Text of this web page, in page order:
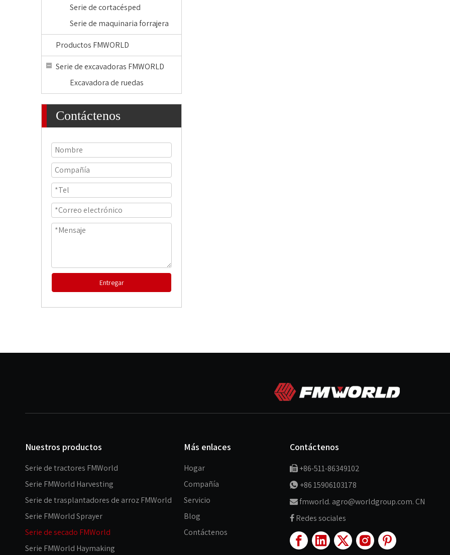
Serie de cortacésped
Serie de maquinaria forrajera
Productos FMWORLD
Serie de excavadoras FMWORLD
Excavadora de ruedas
Contáctenos
Entregar
Nuestros productos
Serie de tractores FMWorld
Serie FMWorld Harvesting
Serie de trasplantadores de arroz FMWorld
Serie FMWorld Sprayer
Serie de secado FMWorld
Serie FMWorld Haymaking
Más enlaces
Hogar
Compañía
Servicio
Blog
Contáctenos
Contáctenos
+86-511-86349102
 +86 15906103178
 fmworld. agro@worldgroup.com. CN
 Redes sociales